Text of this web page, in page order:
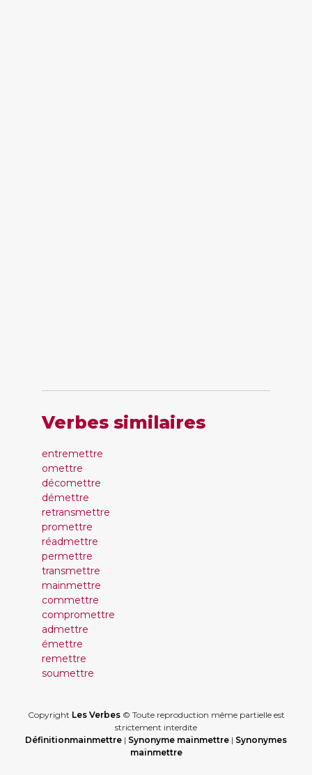
Verbes similaires
entremettre
omettre
décomettre
démettre
retransmettre
promettre
réadmettre
permettre
transmettre
mainmettre
commettre
compromettre
admettre
émettre
remettre
soumettre
Copyright Les Verbes© Toute reproduction même partielle est
strictement interdite
Définitionmainmettre | Synonyme mainmettre | Synonymes
mainmettre